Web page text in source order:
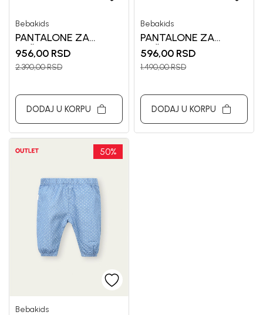
Bebakids
PANTALONE ZA
DEČAKE BEBAKIDS
956,00 RSD
2.390,00RSD
DODAJ U KORPU
Bebakids
PANTALONE ZA
DEČAKE GIL
596,00 RSD
1.490,00RSD
DODAJ U KORPU
50%
Bebakids